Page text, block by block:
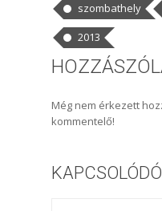
szombathely
2013
Még nem érkezett
kommentelő!